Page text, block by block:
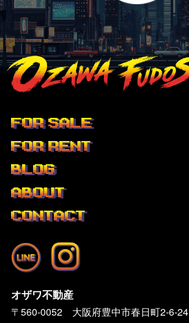
FOR SALE
FOR RENT
BLOG
ABOUT
CONTACT
オザワ不動産
〒560-0052 大阪府豊中市春日町2-6-24